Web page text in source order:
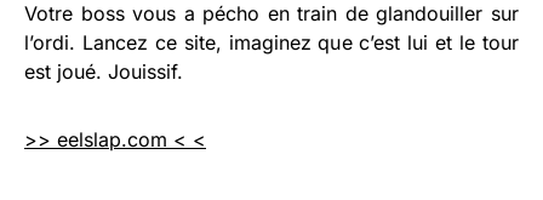
Votre boss vous a pécho en train de glandouiller sur
l’ordi. Lancez ce site, imaginez que c’est lui et le tour
est joué. Jouissif.
>> eelslap.com < <